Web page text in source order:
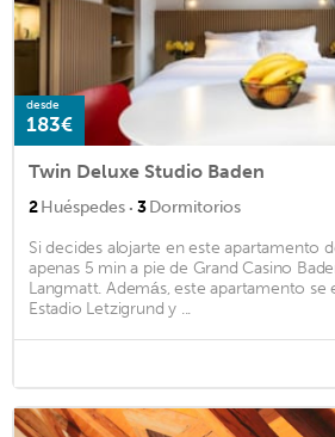
desde
183€
Twin Deluxe Studio Baden
2Huéspedes · 3Dormitorios
Si decides alojarte en este apartamento
apenas 5 min a pie de Grand Casino
Langmatt. Además, este apartamento se
Estadio Letzigrund y ...